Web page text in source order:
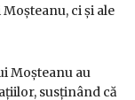
ci și ale
Moșteanu au
susținând că